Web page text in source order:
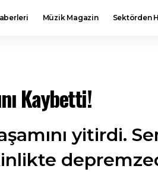
Müzik Magazin Sektörden
Kaybetti!
yitirdi.